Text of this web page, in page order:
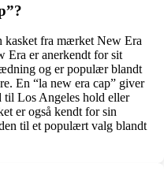
kasket fra mærket New Era
Era er anerkendt for sit
og er populær blandt
En “la new era cap” giver
Los Angeles hold eller
er også kendt for sin
til et populært valg blandt